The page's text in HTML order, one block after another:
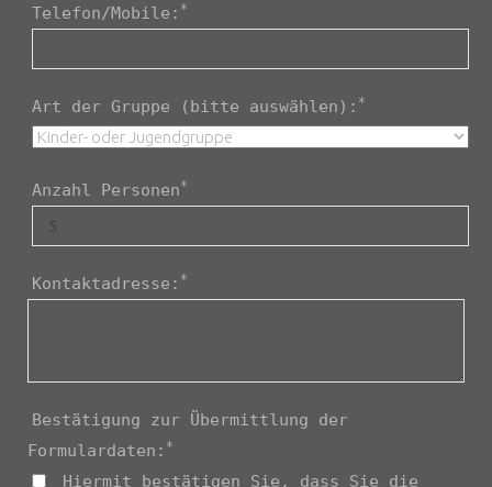
Telefon/Mobile: *
Art der Gruppe (bitte auswählen): *
Anzahl Personen*
Kontaktadresse: *
Bestätigung zur Übermittlung der
Formulardaten: *
Hiermit bestätigen Sie, dass Sie die